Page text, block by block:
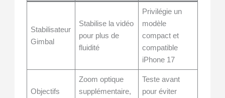
Stabilisateur
Gimbal
Stabilise la vidéo
pour plus de
fluidité
Privilégie un
modèle
compact et
compatible
iPhone 17
Objectifs
Zoom optique
supplémentaire,
Teste avant
pour éviter